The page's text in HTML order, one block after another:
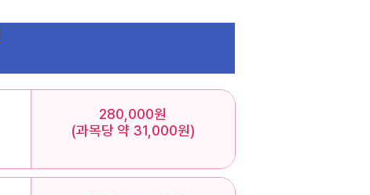
280,000원
(과목당 약 31,000원)